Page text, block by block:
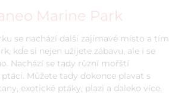
Marine Park
se nachází další zajímavé místo a tím
kde si nejen užijete zábavu, ale i se
Nachází se tady různí mořští
Můžete tady dokonce plavat s
exotické ptáky, plazi a daleko více.